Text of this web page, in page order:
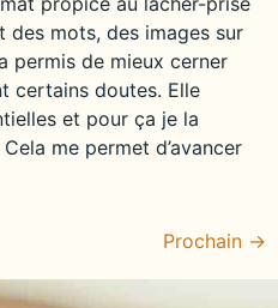
des mots, des images sur
permis de mieux cerner
certains doutes. Elle
et pour ça je la
me permet d’avancer
Prochain →